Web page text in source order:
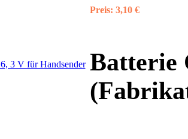
Preis: 3,10 €
Batterie